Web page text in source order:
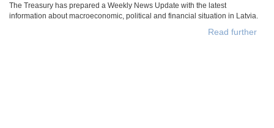
The Treasury has prepared a Weekly News Update with the latest
information about macroeconomic, political and financial situation in Latvia.
Read further